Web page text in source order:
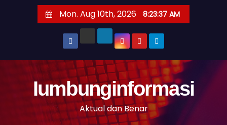
t
Mon. Aug 10th, 2026 8:23:37 AM
Iumbunginformasi
Aktual dan Benar